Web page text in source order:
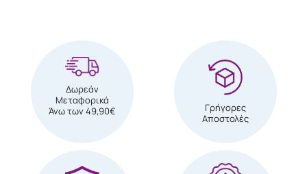
Δωρεάν
Μεταφορικά
Άνω των 49,90€
Γρήγορες
Αποστολές